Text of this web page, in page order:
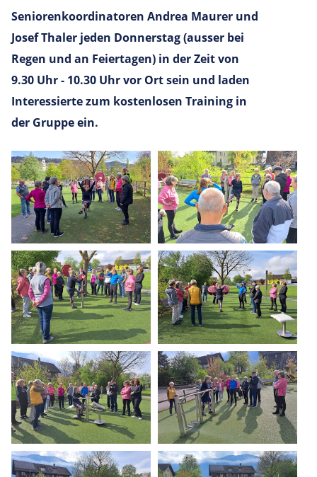
Seniorenkoordinatoren Andrea Maurer und
Josef Thaler jeden Donnerstag (ausser bei
Regen und an Feiertagen) in der Zeit von
9.30 Uhr - 10.30 Uhr vor Ort sein und laden
Interessierte zum kostenlosen Training in
der Gruppe ein.